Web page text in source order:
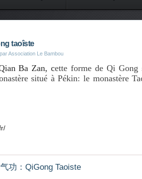
taoîste
Association Le Bambou
Ba Zan, cette forme de Qi Gong
situé à Pékin: le monastère
功：QiGong Taoiste